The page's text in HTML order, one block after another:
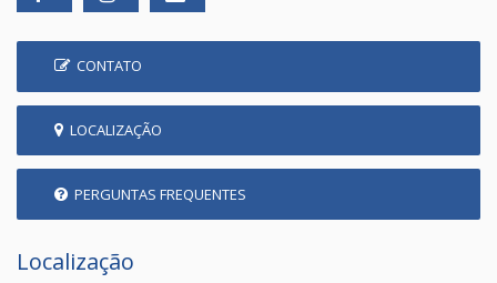
CONTATO
LOCALIZAÇÃO
PERGUNTAS FREQUENTES
Localização